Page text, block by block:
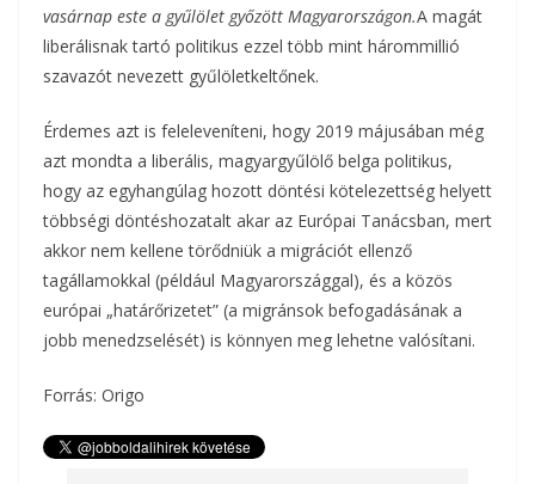
vasárnap este a gyűlölet győzött Magyarországon.A magát
liberálisnak tartó politikus ezzel több mint hárommillió
szavazót nevezett gyűlöletkeltőnek.
Érdemes azt is feleleveníteni, hogy 2019 májusában még
azt mondta a liberális, magyargyűlölő belga politikus,
hogy az egyhangúlag hozott döntési kötelezettség helyett
többségi döntéshozatalt akar az Európai Tanácsban, mert
akkor nem kellene törődniük a migrációt ellenző
tagállamokkal (például Magyarországgal), és a közös
európai „határőrizetet” (a migránsok befogadásának a
jobb menedzselését) is könnyen meg lehetne valósítani.
Forrás: Origo